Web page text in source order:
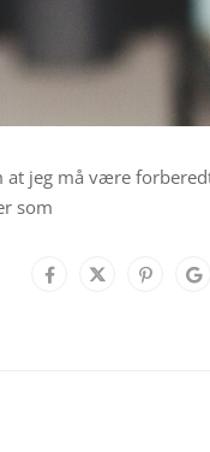
at jeg må være
som